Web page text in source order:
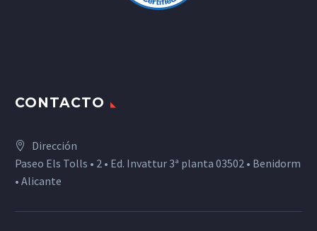
CONTACTO
Dirección
Paseo Els Tolls • 2 • Ed. Invattur 3ª planta 03502 • Benidorm
• Alicante